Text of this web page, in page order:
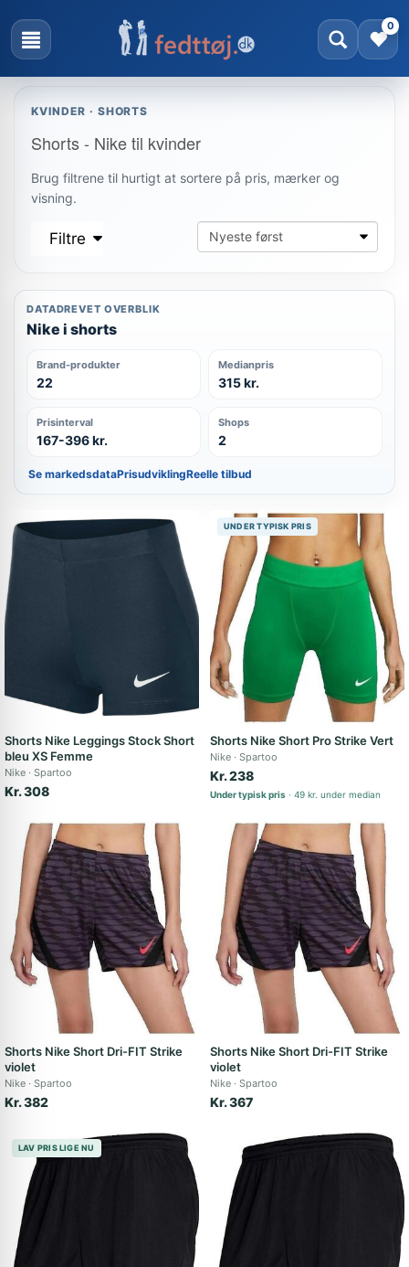
0
KVINDER · SHORTS
Shorts - Nike til kvinder
Brug filtrene til hurtigt at sortere på pris, mærker og
visning.
Filtre
DATADREVET OVERBLIK
Nike i shorts
Brand-produkter
22
Medianpris
315 kr.
Prisinterval
167-396 kr.
Shops
2
Se markedsdataPrisudviklingReelle tilbud
Shorts Nike Leggings Stock Short
bleu XS Femme
Nike Spartoo
Kr. 308
UNDER TYPISK PRIS
Shorts Nike Short Pro Strike Vert
Nike Spartoo
Kr. 238
Under typisk pris 49 kr. under median
Shorts Nike Short Dri-FIT Strike
violet
Nike Spartoo
Kr. 382
Shorts Nike Short Dri-FIT Strike
violet
Nike Spartoo
Kr. 367
LAV PRIS LIGE NU